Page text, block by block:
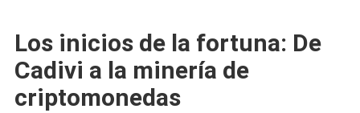
Los inicios de la fortuna: De
Cadivi a la minería de
criptomonedas